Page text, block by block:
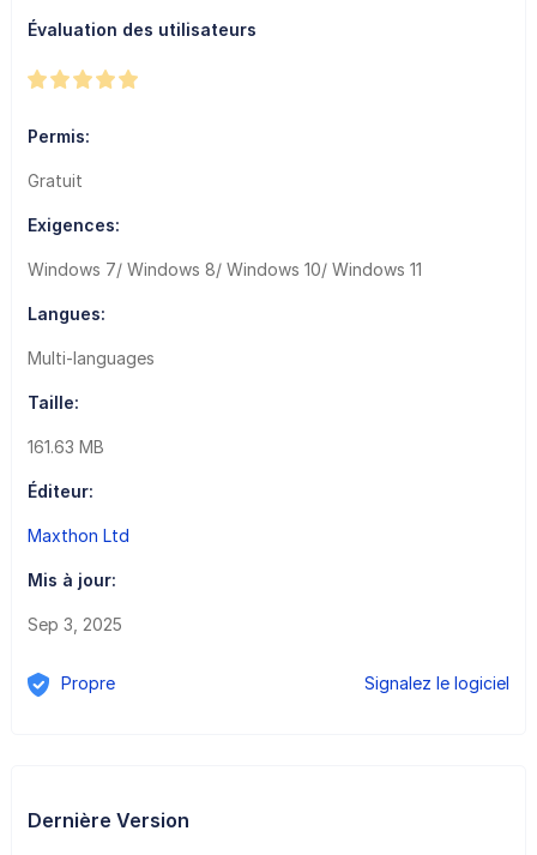
Évaluation des utilisateurs
Permis:
Gratuit
Exigences:
Windows 7/ Windows 8/ Windows 10/ Windows 11
Langues:
Multi-languages
Taille:
161.63 MB
Éditeur:
Maxthon Ltd
Mis à jour:
Sep 3, 2025
Propre Signalez le logiciel
Dernière Version